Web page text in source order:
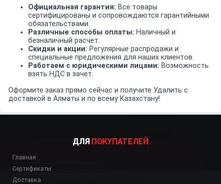
Официальная гарантия: Все товары
сертифицированы и сопровождаются гарантийными
обязательствами.
Различные способы оплаты: Наличный и
безналичный расчет.
Скидки и акции: Регулярные распродажи и
специальные предложения для наших клиентов.
Работаем с юридическими лицами: Возможность
взять НДС в зачет.
Оформите заказ прямо сейчас и получите Удалить с
доставкой в Алматы и по всему Казахстану!
ДЛЯ ПОКУПАТЕЛЕЙ
Главная
Сертификаты
Доставка